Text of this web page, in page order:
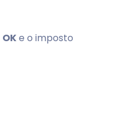
OKe o imposto